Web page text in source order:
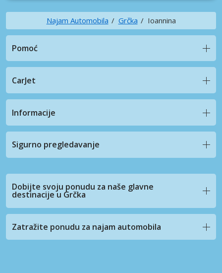
Najam Automobila Grčka Ioannina
Pomoć
CarJet
Informacije
Sigurno pregledavanje
Dobijte svoju ponudu za naše glavne
destinacije u Grčka
Zatražite ponudu za najam automobila